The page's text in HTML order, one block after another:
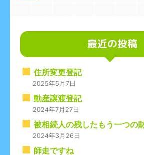
ー
シ
ョ
ン
最近の投稿
住所変更登記
2025年5月7日
動産譲渡登記
2024年7月27日
被相続人の残したもう一つの
2024年3月26日
師走ですね